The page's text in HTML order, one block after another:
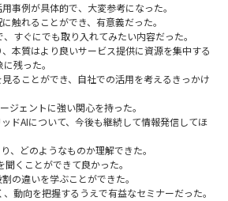
事例が具体的で、大変参考になった。
触れることができ、有意義だった。
すぐにでも取り入れてみたい内容だった。
本質はより良いサービス提供に資源を集中する
残った。
ることができ、自社での活用を考えるきっかけ
ジェントに強い関心を持った。
ドAIについて、今後も継続して情報発信してほ
、どのようなものか理解できた。
くことができて良かった。
の違いを学ぶことができた。
動向を把握するうえで有益なセミナーだった。